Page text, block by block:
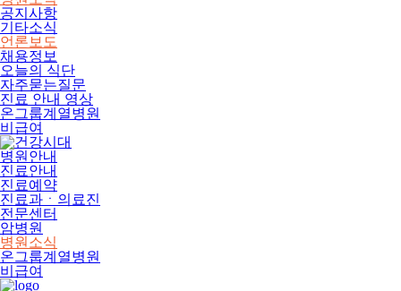
공지사항
기타소식
언론보도
채용정보
오늘의 식단
자주묻는질문
진료 안내 영상
온그룹계열병원
비급여
병원안내
진료안내
진료예약
진료과ㆍ의료진
전문센터
암병원
병원소식
온그룹계열병원
비급여